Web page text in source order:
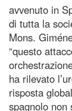
avvenuto in
di tutta la
Mons.
“questo
ha rilevato
risposta
spagnolo non